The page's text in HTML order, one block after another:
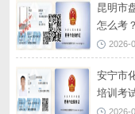
昆明市
怎么考？
2026-
安宁市
培训考
2026-